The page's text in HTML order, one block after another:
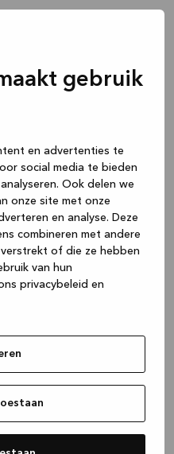
gebruik
en advertenties te
social media te bieden
Ook delen we
onze site met onze
en analyse. Deze
combineren met andere
of die ze hebben
van hun
privacybeleid en
browser console for more
.